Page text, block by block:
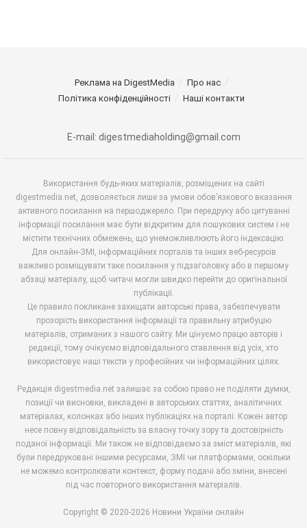
Реклама на DigestMedia
Про нас
Політика конфіденційності
Наші контакти
E-mail: digestmediaholding@gmail.com
Використання будь-яких матеріалів, розміщених на сайті
digestmedia.net, дозволяється лише за умови обов’язкового вказання
активного посилання на першоджерело. При передруку або цитуванні
інформації посилання має бути відкритим для пошукових систем і не
містити технічних обмежень, що унеможливлюють його індексацію.
Для онлайн-ЗМІ, інформаційних порталів та інших веб-ресурсів
важливо розміщувати таке посилання у підзаголовку або в першому
абзаці матеріалу, щоб читачі могли швидко перейти до оригінальної
публікації.
Це правило покликане захищати авторські права, забезпечувати
прозорість використання інформації та правильну атрибуцію
матеріалів, отриманих з нашого сайту. Ми цінуємо працю авторів і
редакції, тому очікуємо відповідального ставлення від усіх, хто
використовує наші тексти у професійних чи інформаційних цілях.
Редакція digestmedia.net залишає за собою право не поділяти думки,
позиції чи висновки, викладені в авторських статтях, аналітичних
матеріалах, колонках або інших публікаціях на порталі. Кожен автор
несе повну відповідальність за власну точку зору та достовірність
поданої інформації. Ми також не відповідаємо за зміст матеріалів, які
були передруковані іншими ресурсами, ЗМІ чи платформами, оскільки
не можемо контролювати контекст, форму подачі або зміни, внесені
під час повторного використання матеріалів.
Copyright © 2020-2026 Новини України онлайн